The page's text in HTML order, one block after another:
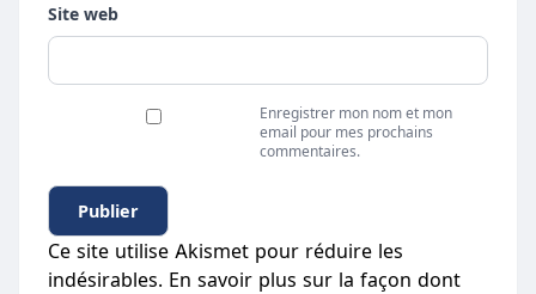
Site web
Enregistrer mon nom et mon
email pour mes prochains
commentaires.
Ce site utilise Akismet pour réduire les
indésirables. En savoir plus sur la façon dont